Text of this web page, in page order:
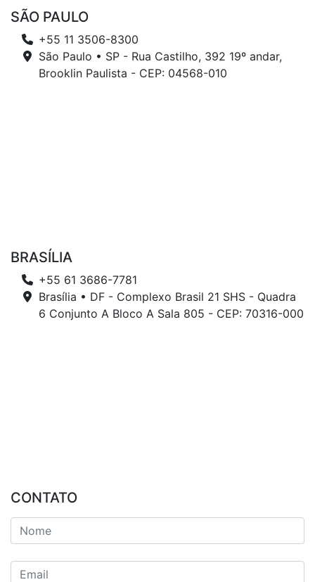
SÃO PAULO
+55 11 3506-8300
São Paulo • SP - Rua Castilho, 392 19º andar,
Brooklin Paulista - CEP: 04568-010
BRASÍLIA
+55 61 3686-7781
Brasília • DF - Complexo Brasil 21 SHS - Quadra
6 Conjunto A Bloco A Sala 805 - CEP: 70316-000
CONTATO